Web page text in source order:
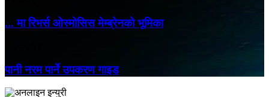
... मा रिभर्स ओस्मोसिस मेम्ब्रेनको भूमिका
पानी नरम पार्ने उपकरण गाइड